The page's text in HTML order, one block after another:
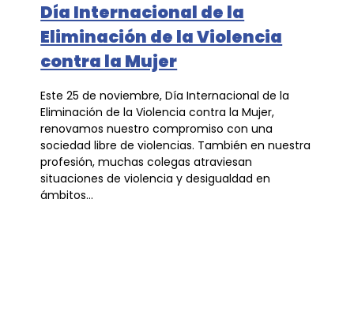
Día Internacional de la
Eliminación de la Violencia
contra la Mujer
Este 25 de noviembre, Día Internacional de la
Eliminación de la Violencia contra la Mujer,
renovamos nuestro compromiso con una
sociedad libre de violencias. También en nuestra
profesión, muchas colegas atraviesan
situaciones de violencia y desigualdad en
ámbitos...